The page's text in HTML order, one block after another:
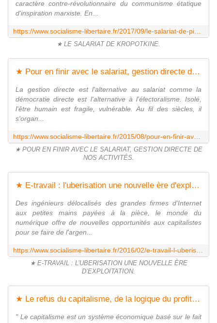
caractère contre-révolutionnaire du communisme étatique
d'inspiration marxiste. En...
★ LE SALARIAT DE KROPOTKINE.
★ Pour en finir avec le salariat, gestion directe de nos activités - Socialisme libertaire
La gestion directe est l'alternative au salariat comme la
démocratie directe est l'alternative à l'électoralisme. Isolé,
l'être humain est fragile, vulnérable. Au fil des siècles, il
s'organ...
★ POUR EN FINIR AVEC LE SALARIAT, GESTION DIRECTE DE
NOS ACTIVITÉS.
★ E-travail : l'uberisation une nouvelle ère d'exploitation - Socialisme libertaire
Des ingénieurs délocalisés des grandes firmes d'Internet
aux petites mains payées à la pièce, le monde du
numérique offre de nouvelles opportunités aux capitalistes
pour se faire de l'argen...
★ E-TRAVAIL : L’UBERISATION UNE NOUVELLE ÈRE
D’EXPLOITATION.
★ Le refus du capitalisme, de la logique du profit, du salariat et de la monnaie - Socialisme libertaire
" Le capitalisme est un système économique basé sur le fait